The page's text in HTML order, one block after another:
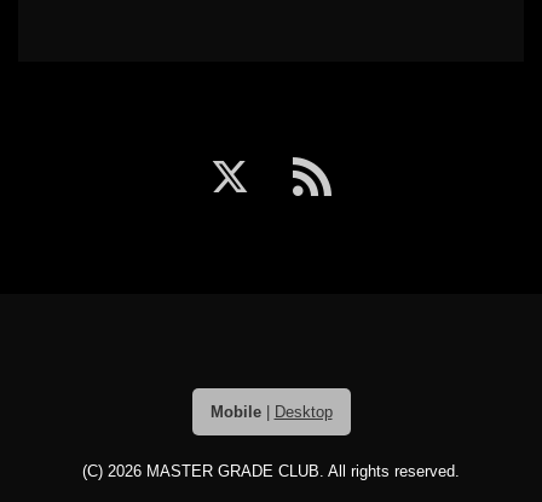
Mobile| Desktop
(C) 2026 MASTER GRADE CLUB. All rights reserved.